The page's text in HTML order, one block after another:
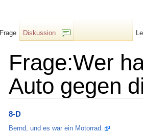
Frage:Wer
Auto gegen
8-D
Bernd, und es war ein Motorrad.
Frage
Diskussion